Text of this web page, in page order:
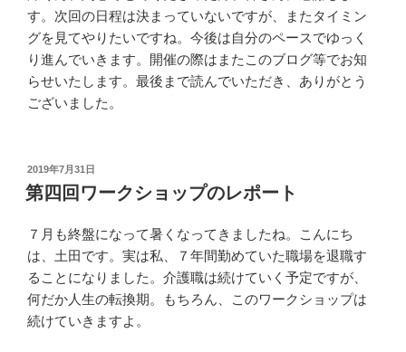
す。次回の日程は決まっていないですが、またタイミン
グを見てやりたいですね。今後は自分のペースでゆっく
り進んでいきます。開催の際はまたこのブログ等でお知
らせいたします。最後まで読んでいただき、ありがとう
ございました。
投
稿
日:
2019年7月31日
第四回ワークショップのレポート
７月も終盤になって暑くなってきましたね。こんにち
は、土田です。実は私、７年間勤めていた職場を退職す
ることになりました。介護職は続けていく予定ですが、
何だか人生の転換期。もちろん、このワークショップは
続けていきますよ。